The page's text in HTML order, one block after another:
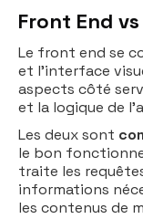
Front End
Le front end se
et l'interface
aspects côté
et la logique de
Les deux sont
le bon
traite les
informations
les contenus de